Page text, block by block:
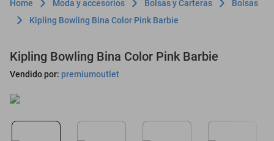
Moda y accesorios Bolsas y Carteras
Bolsas
Kipling Bowling Bina Color Pink Barbie
Kipling Bowling Bina Color Pink Barbie
Vendido por: premiumoutlet
celulares
refrigeradores
salas